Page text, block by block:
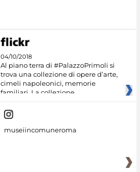
04/10/2018
Al piano terra di #PalazzoPrimoli si
trova una collezione di opere d’arte,
cimeli napoleonici, memorie
familiari. La collezione
museiincomuneroma